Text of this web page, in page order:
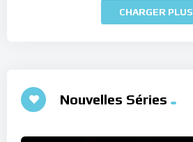
CHARGER PLUS
Nouvelles Séries